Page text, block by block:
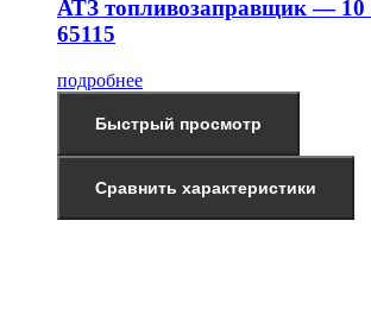
АТЗ топливозаправщик —
65115
подробнее
Быстрый просмотр
Сравнить характеристики